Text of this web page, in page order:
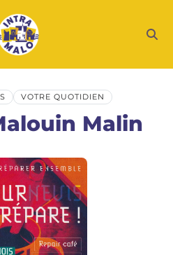
VOTRE QUOTIDIEN
Malin